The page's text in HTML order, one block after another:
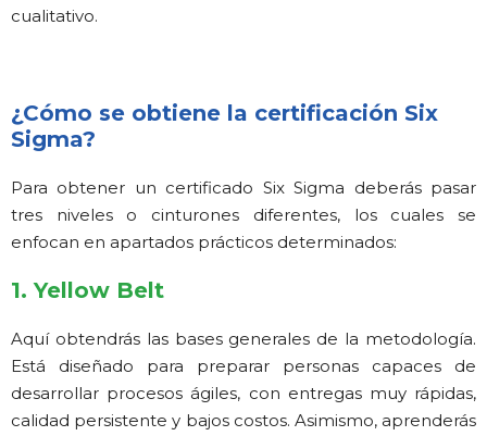
cualitativo.
¿Cómo se obtiene la certificación Six
Sigma?
Para obtener un certificado Six Sigma deberás pasar
tres niveles o cinturones diferentes, los cuales se
enfocan en apartados prácticos determinados:
1. Yellow Belt
Aquí obtendrás las bases generales de la metodología.
Está diseñado para preparar personas capaces de
desarrollar procesos ágiles, con entregas muy rápidas,
calidad persistente y bajos costos. Asimismo, aprenderás